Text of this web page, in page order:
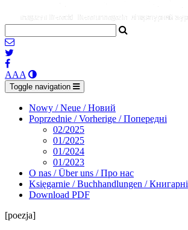
AAA
Toggle navigation
Nowy / Neue / Новий
Poprzednie / Vorherige / Попередні
02/2025
01/2025
01/2024
01/2023
O nas / Über uns / Про нас
Księgarnie / Buchhandlungen / Книгарні
Download PDF
[poezja]